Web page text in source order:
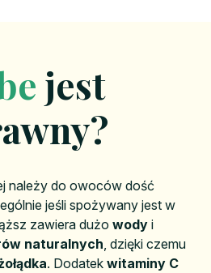
jest
należy do owoców dość
jeśli spożywany jest w
zawiera dużo wody i
naturalnych , dzięki czemu
. Dodatek witaminy C